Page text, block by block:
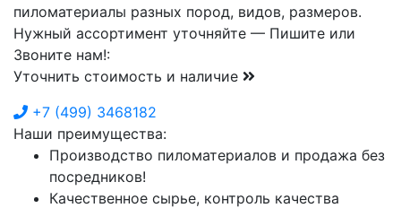
пиломатериалы разных пород, видов, размеров.
Нужный ассортимент уточняйте — Пишите или
Звоните нам!:
Уточнить стоимость и наличие
+7 (499) 3468182
Наши преимущества:
Производство пиломатериалов и продажа без
посредников!
Качественное сырье, контроль качества